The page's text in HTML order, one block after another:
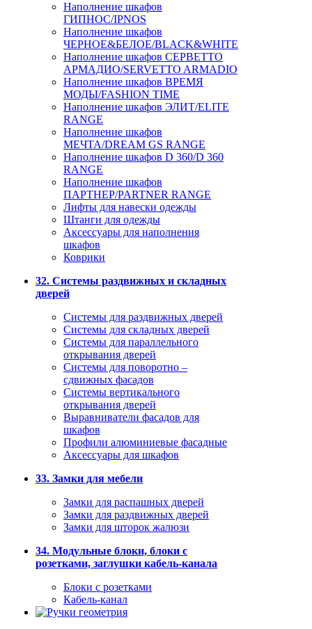
Наполнение шкафов
ГИПНОС/IPNOS
Наполнение шкафов
ЧЕРНОЕ&БЕЛОЕ/BLACK&WHITE
Наполнение шкафов СЕРВЕТТО
АРМАДИО/SERVETTO ARMADIO
Наполнение шкафов ВРЕМЯ
МОДЫ/FASHION TIME
Наполнение шкафов ЭЛИТ/ELITE
RANGE
Наполнение шкафов
МЕЧТА/DREAM GS RANGE
Наполнение шкафов D 360/D 360
RANGE
Наполнение шкафов
ПАРТНЕР/PARTNER RANGE
Лифты для навески одежды
Штанги для одежды
Аксессуары для наполнения
шкафов
Коврики
32. Системы раздвижных и складных
дверей
Системы для раздвижных дверей
Системы для складных дверей
Системы для параллельного
открывания дверей
Системы для поворотно –
сдвижных фасадов
Системы вертикального
открывания дверей
Выравниватели фасадов для
шкафов
Профили алюминиевые фасадные
Аксессуары для шкафов
33. Замки для мебели
Замки для распашных дверей
Замки для раздвижных дверей
Замки для шторок жалюзи
34. Модульные блоки, блоки с
розетками, заглушки кабель-канала
Блоки с розетками
Кабель-канал